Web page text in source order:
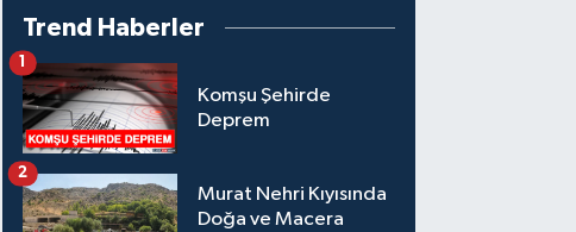
Trend Haberler
Komşu Şehirde
Deprem
1
Murat Nehri Kıyısında
Doğa ve Macera
2